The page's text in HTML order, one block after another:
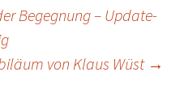
Begegnung – Update-
von Klaus Wüst →